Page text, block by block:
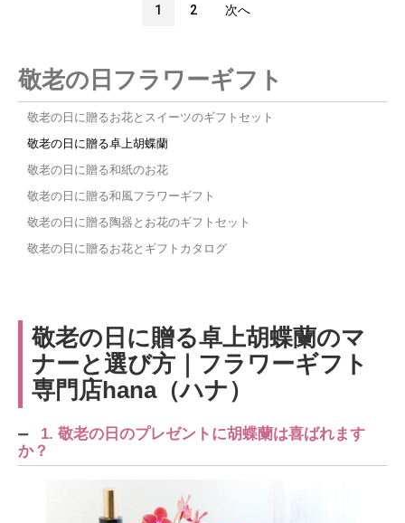
1 2 次へ
敬老の日フラワーギフト
敬老の日に贈るお花とスイーツのギフトセット
敬老の日に贈る卓上胡蝶蘭
敬老の日に贈る和紙のお花
敬老の日に贈る和風フラワーギフト
敬老の日に贈る陶器とお花のギフトセット
敬老の日に贈るお花とギフトカタログ
敬老の日に贈る卓上胡蝶蘭のマ
ナーと選び方｜フラワーギフト
専門店hana（ハナ）
1. 敬老の日のプレゼントに胡蝶蘭は喜ばれます
か？